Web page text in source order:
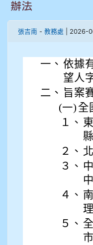
909林朝智
910謝尚橙
辦法
張吉南 - 教務處 | 2026-
一、 依據
望人
二、 旨案
(一) 全
１、
２、
３、
４、
５、